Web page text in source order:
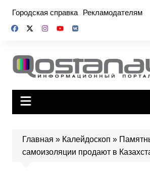
содержимому
Городская справка Рекламодателям
Главная » Калейдоскоп »
самоизоляции продают в